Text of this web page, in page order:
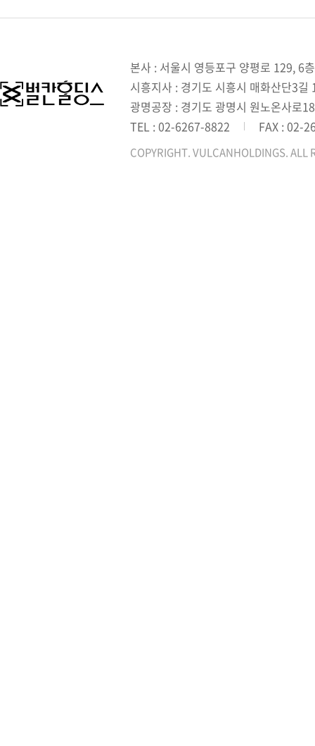
본사 : 서울시 영등포구 양평로 129, 6층
시흥지사 : 경기도 시흥시 매화산단3
광명공장 : 경기도 광명시 원노온사로18
TEL : 02-6267-8822
FAX : 02-
COPYRIGHT. VULCANHOLDINGS. ALL